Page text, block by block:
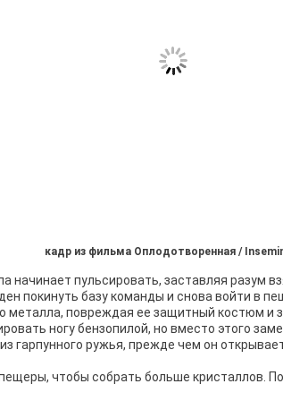
кадр из фильма Оплодотворенная /
начинает пульсировать, заставляя разум
покинуть базу команды и снова войти в
металла, повреждая ее защитный костюм
ногу бензопилой, но вместо этого
гарпунного ружья, прежде чем он
чтобы собрать больше кристаллов.